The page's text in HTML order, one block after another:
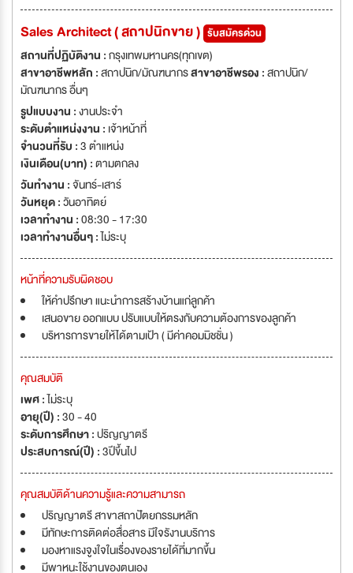
Sales Architect ( สถาปนิกขาย ) รับสมัครด่วน
สถานที่ปฏิบัติงาน :กรุงเทพมหานคร(ทุกเขต)
สาขาอาชีพหลัก :สถาปนิก/มัณฑนากรสาขาอาชีพรอง :สถาปนิก/
มัณฑนากร อื่นๆ
รูปแบบงาน :งานประจำ
ระดับตำแหน่งงาน : เจ้าหน้าที่
จำนวนที่รับ :3 ตำแหน่ง
เงินเดือน(บาท) :ตามตกลง
วันทำงาน :จันทร์-เสาร์
วันหยุด :วันอาทิตย์
เวลาทำงาน :08:30 - 17:30
เวลาทำงานอื่นๆ :ไม่ระบุ
หน้าที่ความรับผิดชอบ
ให้คำปรึกษา แนะนำการสร้างบ้านแก่ลูกค้า
เสนอขาย ออกแบบ ปรับแบบให้ตรงกับความต้องการของลูกค้า
บริหารการขายให้ได้ตามเป้า ( มีค่าคอมมิชชั่น )
คุณสมบัติ
เพศ :ไม่ระบุ
อายุ(ปี) :30 - 40
ระดับการศึกษา :ปริญญาตรี
ประสบการณ์(ปี) :3ปีขึ้นไป
คุณสมบัติด้านความรู้และความสามารถ
ปริญญาตรี สาขาสถาปัตยกรรมหลัก
มีทักษะการติดต่อสื่อสาร มีใจรังานบริการ
มองหาแรงจูงใจในเรื่องของรายได้ที่มากขึ้น
มีพาหนะใช้งานของตนเอง